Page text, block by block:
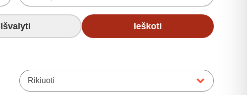
Išvalyti Ieškoti
Rikiuoti